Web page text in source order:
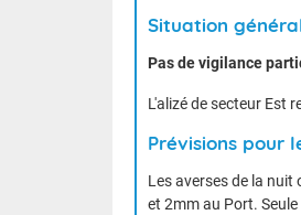
Situation
Pas de vigilance
L'alizé de secteur Est
Prévisions pour
Les averses de la
et 2mm au Port. Seule